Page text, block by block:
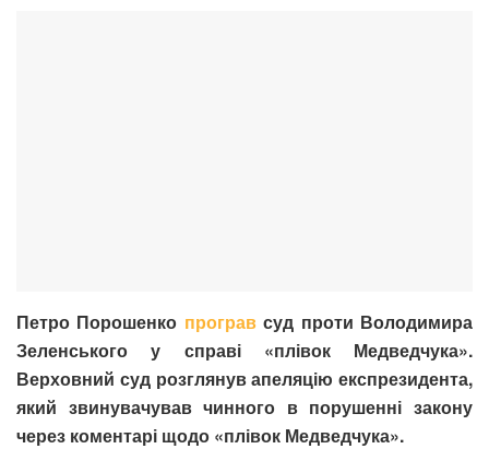
Петро Порошенко програвсуд проти Володимира
Зеленського у справі «плівок Медведчука».
Верховний суд розглянув апеляцію експрезидента,
який звинувачував чинного в порушенні закону
через коментарі щодо «плівок Медведчука».